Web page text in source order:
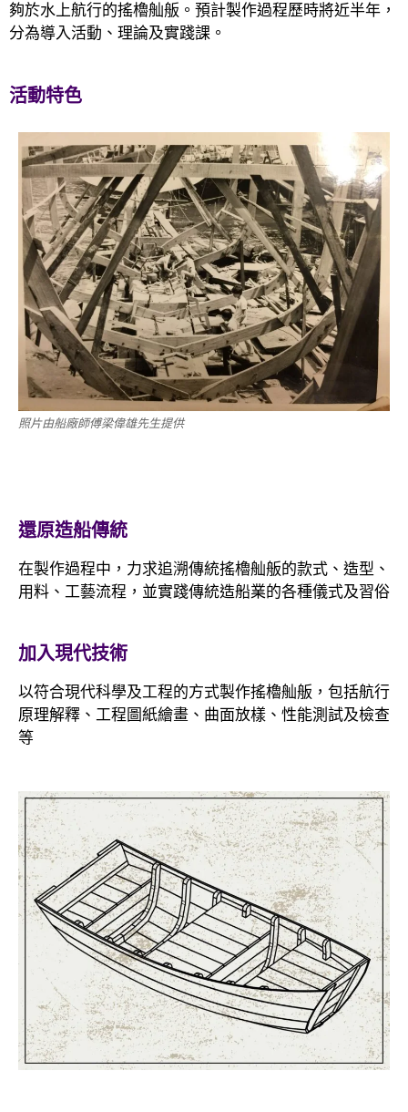
夠於水上航行的搖櫓舢舨。預計製作過程歷時將近半年，
分為導入活動、理論及實踐課。
活動特色
照片由船廠師傅梁偉雄先生提供
還原造船傳統
在製作過程中，力求追溯傳統搖櫓舢舨的款式、造型、
用料、工藝流程，並實踐傳統造船業的各種儀式及習俗
加入現代技術
以符合現代科學及工程的方式製作搖櫓舢舨，包括航行
原理解釋、工程圖紙繪畫、曲面放樣、性能測試及檢查
等